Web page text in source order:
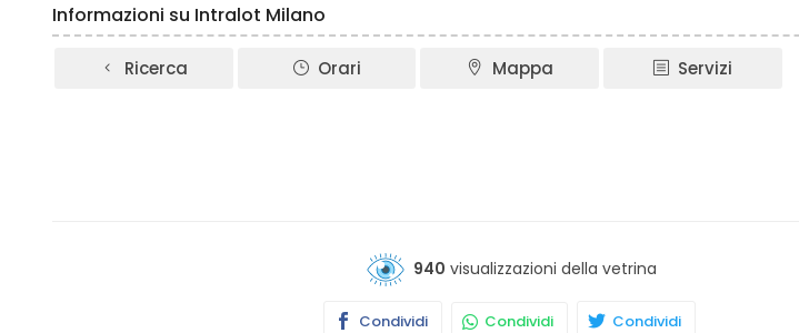
Informazioni su Intralot Milano
Ricerca Orari Mappa Servizi
940 visualizzazioni della vetrina
Condividi Condividi Condividi